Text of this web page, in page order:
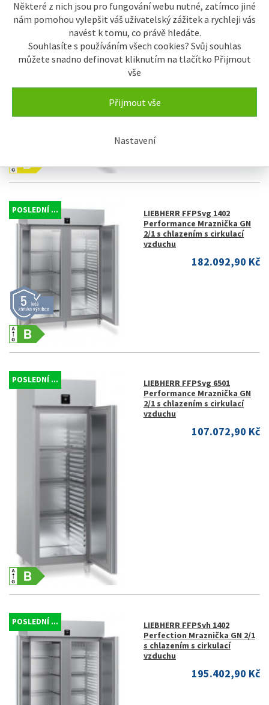
Některé z nich jsou pro fungování webu nutné, zatímco jiné
nám pomohou vylepšit váš uživatelský zážitek a rychleji vás
navést k tomu, co právě hledáte.
Souhlasíte s používáním všech cookies? Svůj souhlas
můžete snadno definovat kliknutím na tlačítko Přijmout
vše
Přijmout vše
Nastavení
117.962,90 Kč
POSLEDNÍ ...
LIEBHERR FFPSvg 1402
Performance Mraznička GN
2/1 s chlazením s cirkulací
vzduchu
182.092,90 Kč
POSLEDNÍ ...
LIEBHERR FFPSvg 6501
Performance Mraznička GN
2/1 s chlazením s cirkulací
vzduchu
107.072,90 Kč
POSLEDNÍ ...
LIEBHERR FFPSvh 1402
Perfection Mraznička GN 2/1
s chlazením s cirkulací
vzduchu
195.402,90 Kč